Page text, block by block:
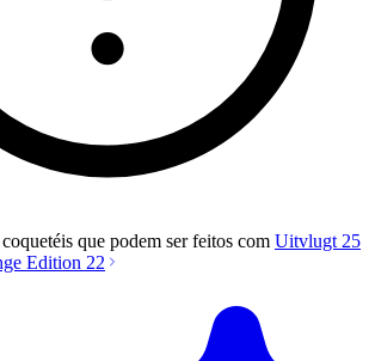
que podem ser feitos com Uitvlugt 25
Edition 22